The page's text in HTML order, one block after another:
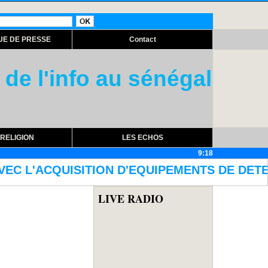
DE PRESSE Contact
l'info au sénégal
RELIGION
LES ECHOS
9:18
D'EQUIPEMENTS DE DETECTION : Le
LIVE RADIO